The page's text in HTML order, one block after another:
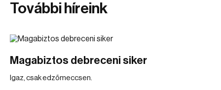
További híreink
Magabiztos debreceni siker
Igaz, csak edzőmeccsen.